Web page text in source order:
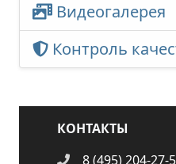
Видеогалерея
Контроль
КОНТАКТЫ
8 (495) 204-27-